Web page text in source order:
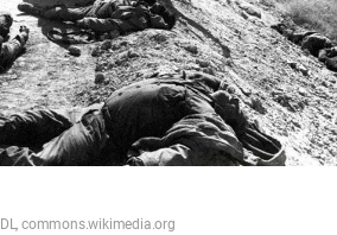
commons.wikimedia.org